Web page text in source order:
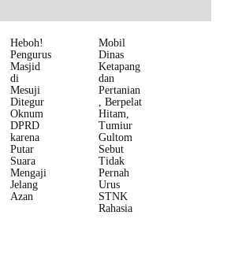
Heboh!
Pengurus
Masjid
di
Mesuji
Ditegur
Oknum
DPRD
karena
Putar
Suara
Mengaji
Jelang
Azan
Mobil
Dinas
Ketapang
dan
Pertanian
, Berpelat
Hitam,
Tumiur
Gultom
Sebut
Tidak
Pernah
Urus
STNK
Rahasia